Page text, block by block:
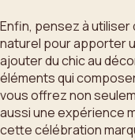
Enfin, pensez à utiliser
naturel pour apporter
ajouter du chic au
éléments qui
vous offrez non
aussi une expérience
cette célébration